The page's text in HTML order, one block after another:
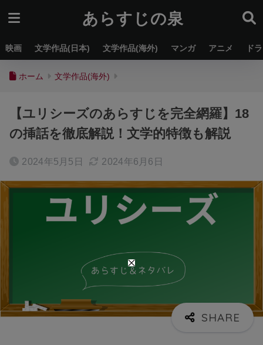
あらすじの泉
映画 文学作品(日本) 文学作品(海外) マンガ アニメ ド
ホーム 文学作品(海外)
【ユリシーズのあらすじを完全網羅】18
の挿話を徹底解説！文学的特徴も解説
2024年5月5日 2024年6月6日